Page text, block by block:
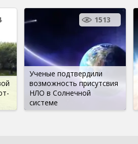
Ученые подтвердили
возможность присутсвия
НЛО в Солнечной
системе
1513